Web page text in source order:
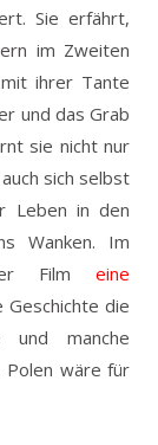
Sie erfährt,
im Zweiten
ihrer Tante
und das Grab
sie nicht nur
sich selbst
Leben in den
Wanken. Im
Film eine
die
und manche
Polen wäre für